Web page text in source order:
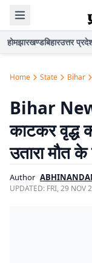
होमझारखण्डबिहारउत्तर
Home State Bihar
Bihar
काटकर वृद्ध
उतारा मौत
Author
UPDATED: FRI, 29 NOV